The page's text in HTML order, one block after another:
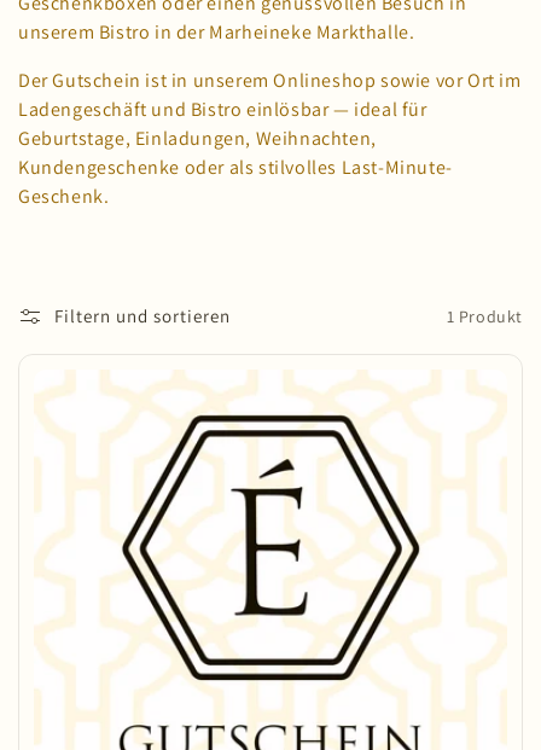
o
r
i
e
unserem Bistro in der Marheineke Markthalle.
Der Gutschein ist in unserem Onlineshop sowie vor Ort im
Ladengeschäft und Bistro einlösbar — ideal für
Geburtstage, Einladungen, Weihnachten,
Kundengeschenke oder als stilvolles Last-Minute-
Geschenk.
Filtern und sortieren 1 Produkt